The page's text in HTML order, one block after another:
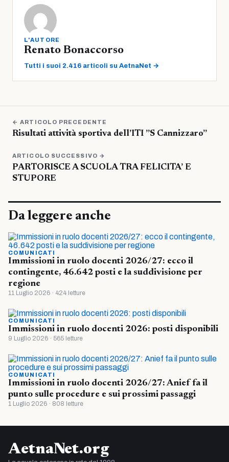
L'AUTORE
Renato Bonaccorso
Tutti i suoi 2.416 articoli su AetnaNet →
← ARTICOLO PRECEDENTE
Risultati attività sportiva dell’ITI ”S Cannizzaro”
ARTICOLO SUCCESSIVO →
PARTORISCE A SCUOLA TRA FELICITA’ E
STUPORE
Da leggere anche
COMUNICATI
Immissioni in ruolo docenti 2026/27: ecco il
contingente, 46.642 posti e la suddivisione per
regione
11 Luglio 2026 · 424 letture
COMUNICATI
Immissioni in ruolo docenti 2026: posti disponibili
9 Luglio 2026 · 565 letture
COMUNICATI
Immissioni in ruolo docenti 2026/27: Anief fa il
punto sulle procedure e sui prossimi passaggi
1 Luglio 2026 · 808 letture
AetnaNet.org